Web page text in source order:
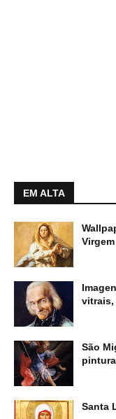
EM ALTA
São
Santa